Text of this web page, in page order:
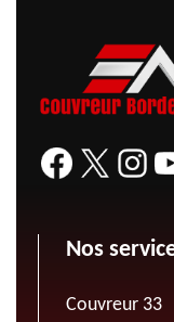
Nos
Couvreur 33